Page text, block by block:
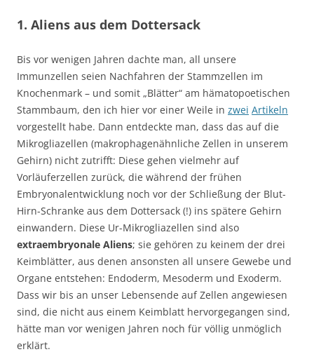
1. Aliens aus dem Dottersack
Bis vor wenigen Jahren dachte man, all unsere
Immunzellen seien Nachfahren der Stammzellen im
Knochenmark – und somit „Blätter“ am hämatopoetischen
Stammbaum, den ich hier vor einer Weile in zwei Artikeln
vorgestellt habe. Dann entdeckte man, dass das auf die
Mikrogliazellen (makrophagenähnliche Zellen in unserem
Gehirn) nicht zutrifft: Diese gehen vielmehr auf
Vorläuferzellen zurück, die während der frühen
Embryonalentwicklung noch vor der Schließung der Blut-
Hirn-Schranke aus dem Dottersack (!) ins spätere Gehirn
einwandern. Diese Ur-Mikrogliazellen sind also
extraembryonale Aliens; sie gehören zu keinem der drei
Keimblätter, aus denen ansonsten all unsere Gewebe und
Organe entstehen: Endoderm, Mesoderm und Exoderm.
Dass wir bis an unser Lebensende auf Zellen angewiesen
sind, die nicht aus einem Keimblatt hervorgegangen sind,
hätte man vor wenigen Jahren noch für völlig unmöglich
erklärt.